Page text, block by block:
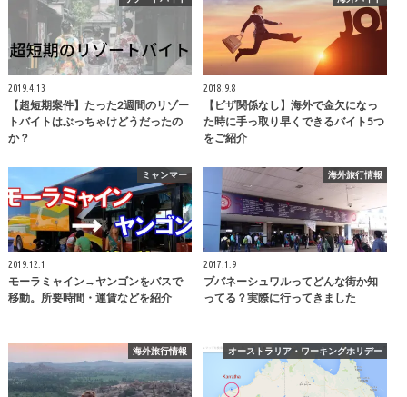
2019.4.13
【超短期案件】たった2週間のリゾー
トバイトはぶっちゃけどうだったの
か？
2018.9.8
【ビザ関係なし】海外で金欠になっ
た時に手っ取り早くできるバイト5つ
をご紹介
ミャンマー
2019.12.1
モーラミャイン→ヤンゴンをバスで
移動。所要時間・運賃などを紹介
海外旅行情報
2017.1.9
ブバネーシュワルってどんな街か知
ってる？実際に行ってきました
海外旅行情報 オーストラリア・ワーキングホリデー